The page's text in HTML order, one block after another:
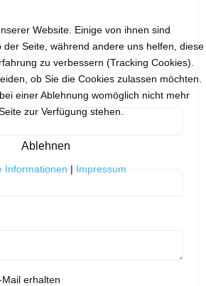
erhalten
Website. Einige von ihnen sind
der Seite, während andere uns helfen, diese
zu verbessern (Tracking Cookies).
ob Sie die Cookies zulassen möchten.
einer Ablehnung womöglich nicht mehr
zur Verfügung stehen.
Ablehnen
Informationen | Impressum